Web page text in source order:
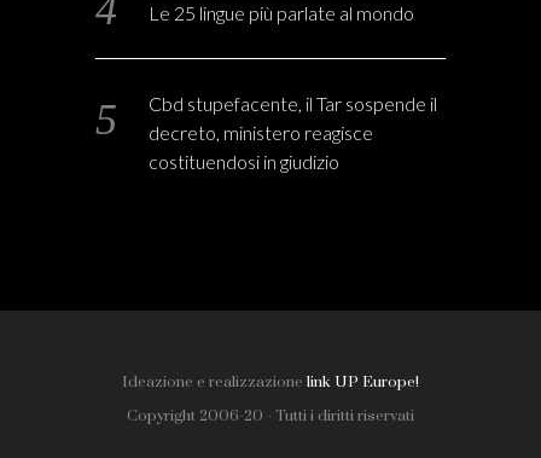
Le 25 lingue più parlate al mondo
Cbd stupefacente, il Tar sospende il
decreto, ministero reagisce
costituendosi in giudizio
Ideazione e realizzazione link UP Europe!
Copyright 2006-20 - Tutti i diritti riservati